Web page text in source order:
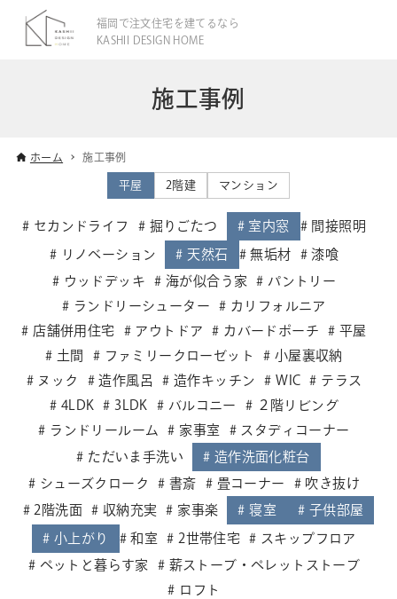
福岡で注文住宅を建てるなら
KASHII DESIGN HOME
施工事例
ホーム 施工事例
平屋 2階建 マンション
セカンドライフ 掘りごたつ 室内窓 間接照明
リノベーション 天然石 無垢材
漆喰
ウッドデッキ
海が似合う家
パントリー
ランドリーシューター
カリフォルニア
店舗併用住宅
アウトドア カバードポーチ
平屋
土間
ファミリークローゼット
小屋裏収納
ヌック
造作風呂 造作キッチン WIC
テラス
4LDK
3LDK バルコニー
２階リビング
ランドリールーム
家事室
スタディコーナー
ただいま手洗い
造作洗面化粧台
シューズクローク
書斎 畳コーナー
吹き抜け
2階洗面
収納充実 家事楽 寝室 子供部屋
小上がり 和室 2世帯住宅
スキップフロア
ペットと暮らす家
薪ストーブ・ペレットストーブ
ロフト